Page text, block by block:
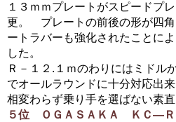
１３ｍｍプレートがスピードプ
更。 プレートの前後の形が四
ートラバーも強化されたことに
した。
Ｒ－１２.１ｍのわりにはミドル
でオールラウンドに十分対応出
相変わらず乗り手を選ばない素
５位 ＯＧＡＳＡＫＡ ＫＣ―Ｒ